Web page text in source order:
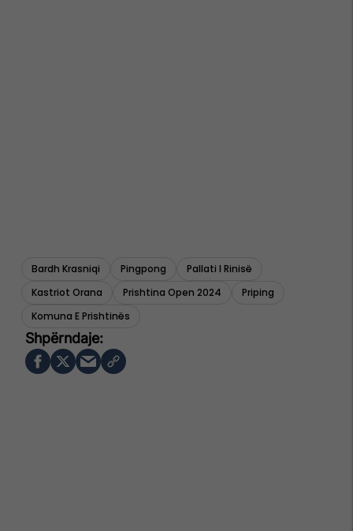
Bardh Krasniqi Pingpong
Pallati I Rinisë
Kastriot Orana
Prishtina Open 2024
Priping
Komuna E Prishtinës